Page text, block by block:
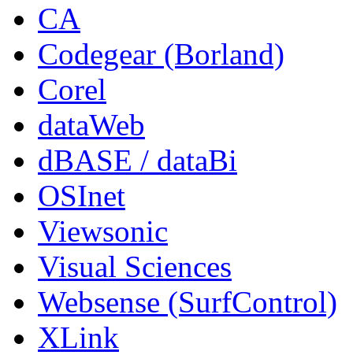
CA
Codegear (Borland)
Corel
dataWeb
dBASE / dataBi
OSInet
Viewsonic
Visual Sciences
Websense (SurfControl)
XLink